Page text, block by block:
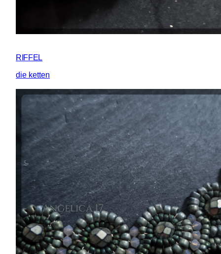
RIFFEL
die ketten